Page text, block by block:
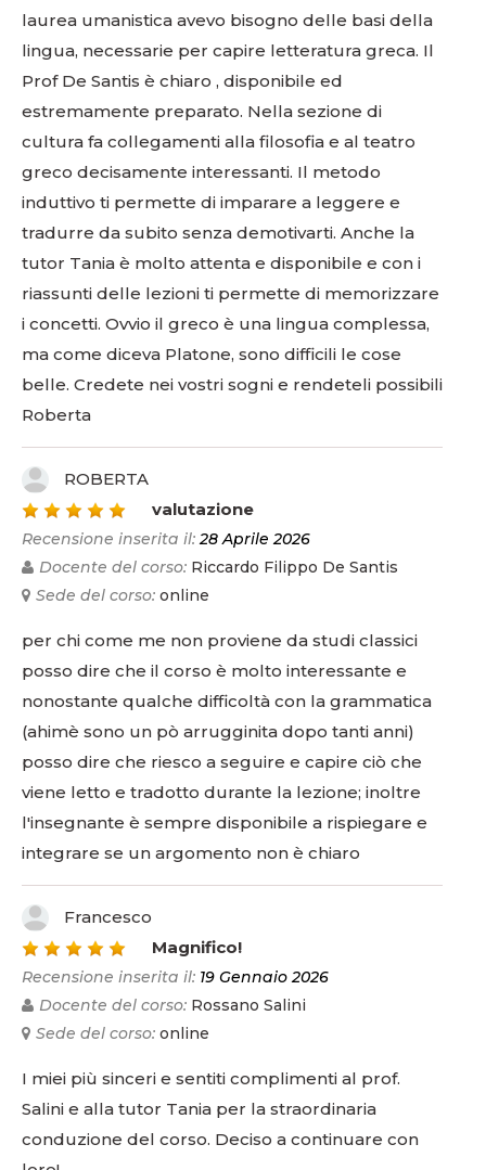
laurea umanistica avevo bisogno delle basi della
lingua, necessarie per capire letteratura greca. Il
Prof De Santis è chiaro , disponibile ed
estremamente preparato. Nella sezione di
cultura fa collegamenti alla filosofia e al teatro
greco decisamente interessanti. Il metodo
induttivo ti permette di imparare a leggere e
tradurre da subito senza demotivarti. Anche la
tutor Tania è molto attenta e disponibile e con i
riassunti delle lezioni ti permette di memorizzare
i concetti. Ovvio il greco è una lingua complessa,
ma come diceva Platone, sono difficili le cose
belle. Credete nei vostri sogni e rendeteli possibili
Roberta
ROBERTA
5
valutazione
Recensione inserita il: 28 Aprile 2026
Docente del corso: Riccardo Filippo De Santis
Sede del corso: online
per chi come me non proviene da studi classici
posso dire che il corso è molto interessante e
nonostante qualche difficoltà con la grammatica
(ahimè sono un pò arrugginita dopo tanti anni)
posso dire che riesco a seguire e capire ciò che
viene letto e tradotto durante la lezione; inoltre
l'insegnante è sempre disponibile a rispiegare e
integrare se un argomento non è chiaro
Francesco
5
Magnifico!
Recensione inserita il: 19 Gennaio 2026
Docente del corso: Rossano Salini
Sede del corso: online
I miei più sinceri e sentiti complimenti al prof.
Salini e alla tutor Tania per la straordinaria
conduzione del corso. Deciso a continuare con